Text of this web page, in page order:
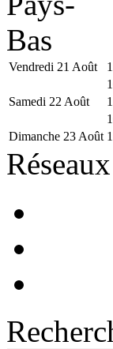
Vendredi 21 Août
Samedi 22 Août
Dimanche 23 Août